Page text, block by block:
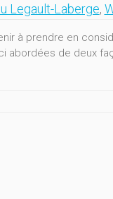
Legault-Laberge,
à prendre en
abordées de deux